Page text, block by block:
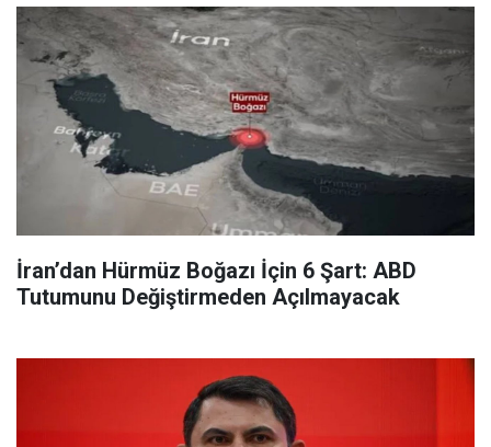
İran’dan Hürmüz Boğazı İçin 6 Şart: ABD
Tutumunu Değiştirmeden Açılmayacak